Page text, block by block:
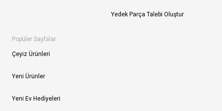
Yedek Parça Talebi Oluştur
Popüler Sayfalar
Çeyiz Ürünleri
Yeni Ürünler
Yeni Ev Hediyeleri